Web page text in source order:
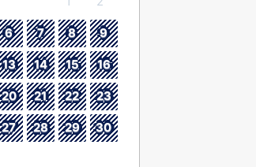
6 7 8 9
13 14 15 16
20 21 22 23
27 28 29 30